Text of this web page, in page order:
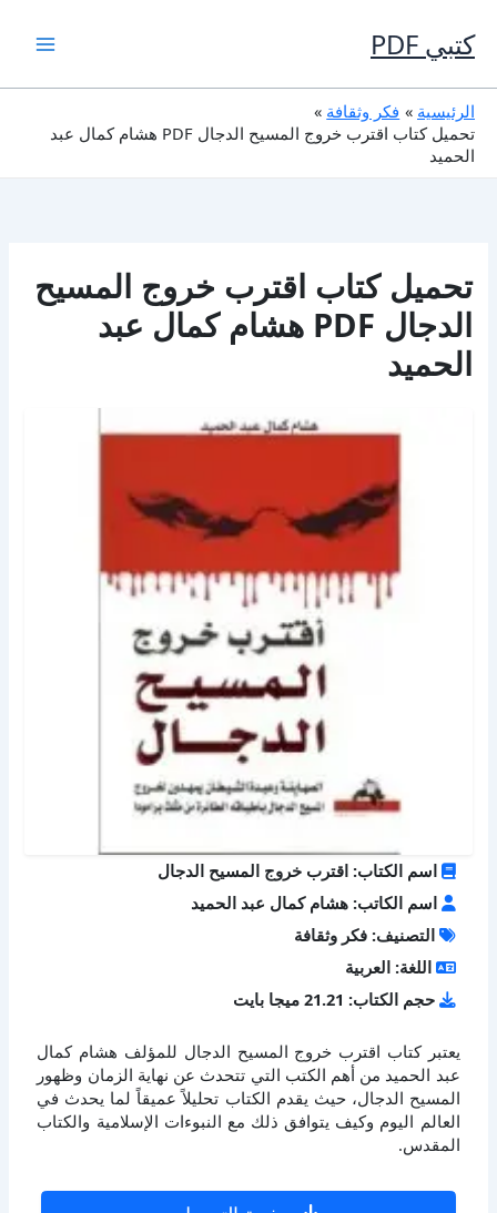
إلى
المحتوى
كتبي PDF
الرئيسية
فكر وثقافة
تحميل كتاب اقترب خروج المسيح الدجال PDF هشام كمال عبد
الحميد
تحميل كتاب اقترب خروج المسيح
الدجال PDF هشام كمال عبد
الحميد
اسم الكتاب: اقترب خروج المسيح الدجال
اسم الكاتب: هشام كمال عبد الحميد
التصنيف: فكر وثقافة
اللغة: العربية
حجم الكتاب: 21.21 ميجا بايت
يعتبر كتاب اقترب خروج المسيح الدجال للمؤلف هشام كمال
عبد الحميد من أهم الكتب التي تتحدث عن نهاية الزمان وظهور
المسيح الدجال، حيث يقدم الكتاب تحليلاً عميقاً لما يحدث في
العالم اليوم وكيف يتوافق ذلك مع النبوءات الإسلامية والكتاب
المقدس.